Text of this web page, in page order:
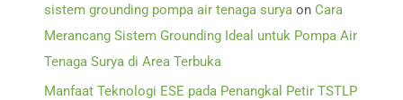
sistem grounding pompa air tenaga surya on Cara
Merancang Sistem Grounding Ideal untuk Pompa Air
Tenaga Surya di Area Terbuka
Manfaat Teknologi ESE pada Penangkal Petir TSTLP